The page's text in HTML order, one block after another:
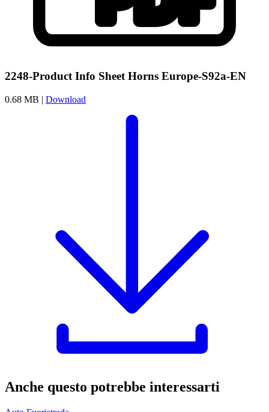
2248-Product Info Sheet Horns Europe-S92a-EN
0.68 MB | Download
Anche questo potrebbe interessarti